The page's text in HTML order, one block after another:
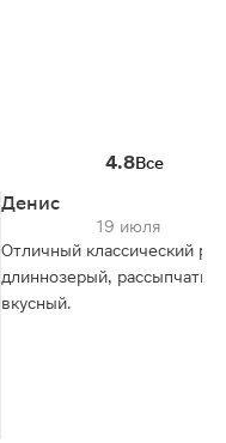
4.8Все
Денис
19 июля
Отличный классический рис
длиннозерый, рассыпчатый
вкусный.